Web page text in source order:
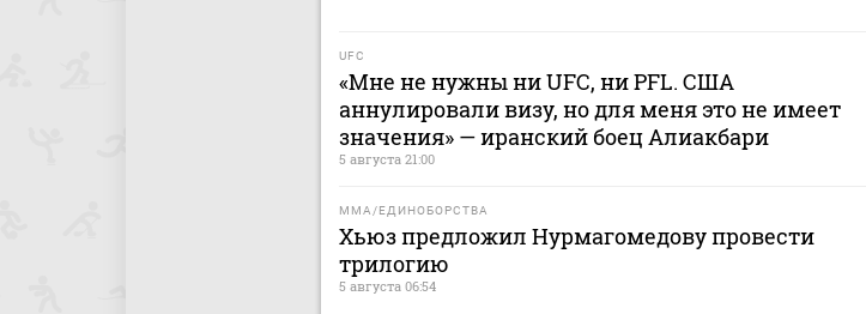
UFC
«Мне не нужны ни UFC, ни PFL. США
аннулировали визу, но для меня это не имеет
значения» — иранский боец Алиакбари
5 августа 21:00
MMA/ЕДИНОБОРСТВА
Хьюз предложил Нурмагомедову провести
трилогию
5 августа 06:54